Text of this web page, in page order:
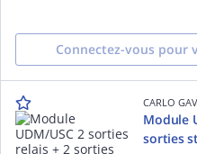
Connectez-vous pour
CARLO
Module
sorties